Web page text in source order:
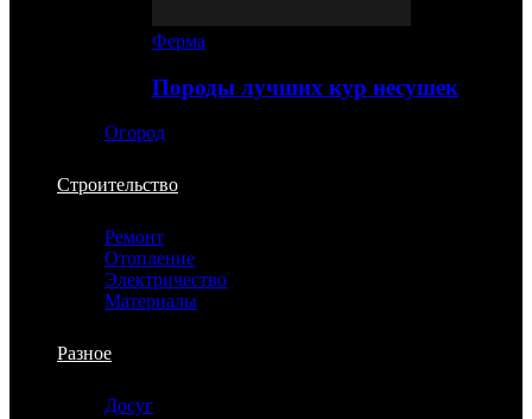
Ферма
Породы лучших кур несушек
Огород
Строительство
Ремонт
Отопление
Электричество
Материалы
Разное
Досуг